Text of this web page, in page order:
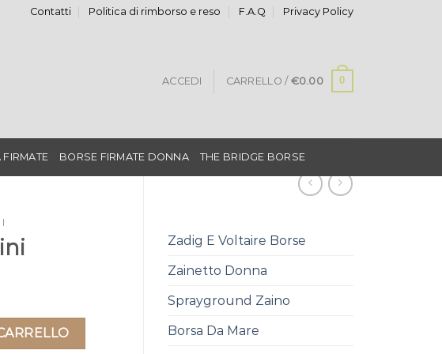
Contatti Politica di rimborso e reso F.A.Q Privacy Policy
ACCEDI CARRELLO / €0.00 0
BORSE FIRMATE DONNA THE BRIDGE BORSE
Zadig E Voltaire Borse
Zainetto Donna
Sprayground Zaino
Borsa Da Mare